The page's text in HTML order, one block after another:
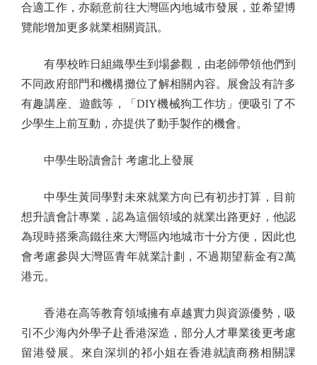
合適工作，亦願意前往大灣區內地城巿發展，並希望博
覽能增加更多就業相關資訊。
有學校昨日組織學生到場參觀，由老師帶領他們到
不同政府部門和機構攤位了解相關內容。展會設有許多
有趣講座、遊戲等，「DIY機械狗工作坊」便吸引了不
少學生上前互動，亦提供了動手製作的機會。
中學生盼讀會計 考慮北上發展
中學生黃同學對未來就業方向已有初步打算，目前
想升讀會計專業，認為這個領域的就業出路更好，他認
為現時搭乘高鐵往來大灣區內地城市十分方便，因此也
會考慮參與大灣區青年就業計劃，不過期望薪金有2萬
港元。
香港在高等教育領域擁有卓越實力與資源優勢，吸
引不少海內外學子赴香港深造，部分人才畢業後更考慮
留港發展。來自深圳的祁小姐在香港就讀商務相關課